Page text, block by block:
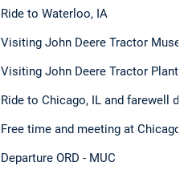
Ride to Waterloo, IA
Visiting John Deere Tractor
Visiting John Deere Tractor Plant,
Ride to Chicago, IL and farewell
Free time and meeting at Chicago
Departure ORD - MUC